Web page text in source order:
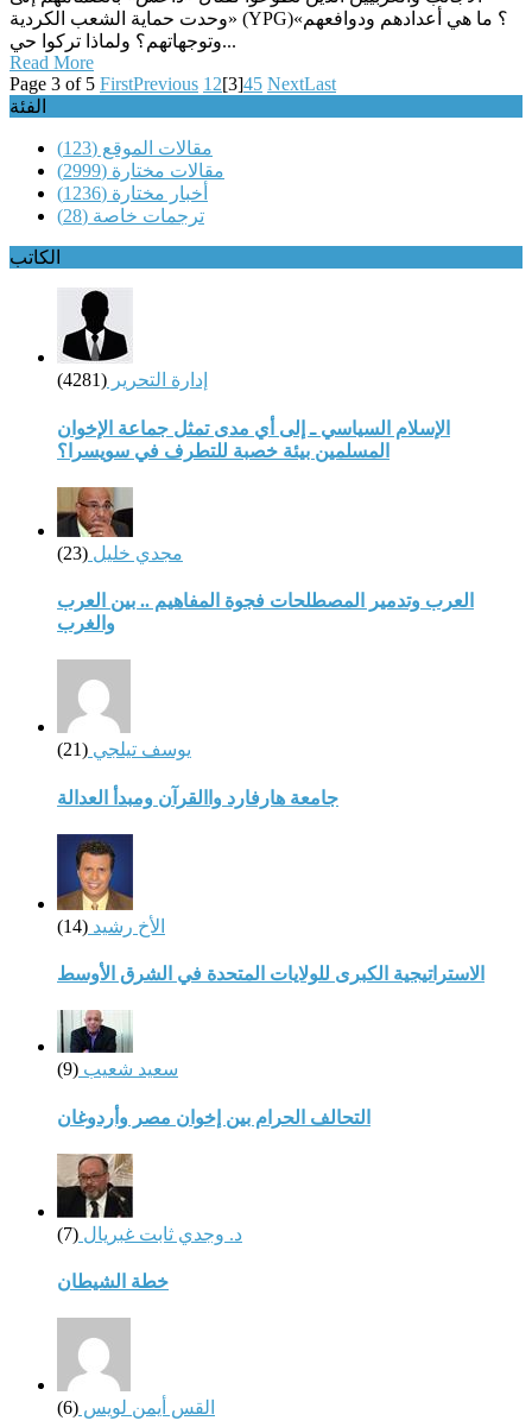
«وحدت حماية الشعب الكردية (YPG)«؟ ما هي أعدادهم ودوافعهم
وتوجهاتهم؟ ولماذا تركوا حي...
Read More
Page 3 of 5 FirstPrevious 1 2[3]45 NextLast
الفئة
مقالات الموقع (123)
مقالات مختارة (2999)
أخبار مختارة (1236)
ترجمات خاصة (28)
الكاتب
إدارة التحرير (4281)
الإسلام السياسي ـ إلى أي مدى تمثل جماعة الإخوان
المسلمين بيئة خصبة للتطرف في سويسرا؟
مجدي خليل (23)
العرب وتدمير المصطلحات فجوة المفاهيم .. بين العرب
والغرب
يوسف تيلجي (21)
جامعة هارفارد واالقرآن ومبدأ العدالة
الأخ رشيد (14)
الاستراتيجية الكبرى للولايات المتحدة في الشرق الأوسط
سعيد شعيب (9)
التحالف الحرام بين إخوان مصر وأردوغان
د. وجدي ثابت غبريال (7)
خطة الشيطان
القس أيمن لويس (6)